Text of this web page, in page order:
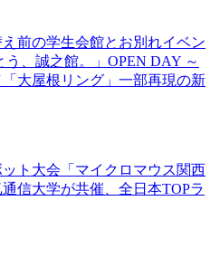
前の学生会館とお別れイベン
、誠之館。」OPEN DAY ～
大屋根リング」一部再現の新
ト大会「マイクロマウス関西
信大学が共催、全日本TOPラ